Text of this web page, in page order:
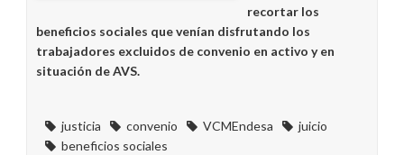
recortar los
beneficios sociales que venían disfrutando los
trabajadores excluidos de convenio en activo y en
situación de AVS.
justicia convenio VCMEndesa
juicio
beneficios sociales